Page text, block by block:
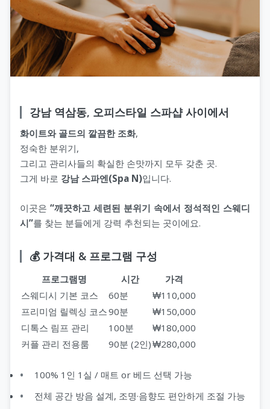
강남 역삼동, 오피스타일 스파샵 사이에서
화이트와 골드의 깔끔한 조화,
정숙한 분위기,
그리고 관리사들의 확실한 손맛까지 모두 갖춘 곳.
그게 바로 강남 스파엔(Spa N)입니다.
이곳은 “깨끗하고 세련된 분위기 속에서 정석적인 스웨디
시”를 찾는 분들에게 강력 추천되는 곳이에요.
💰 가격대 & 프로그램 구성
프로그램명 시간
가격
스웨디시 기본 코스
60분
₩110,000
프리미엄 릴렉싱 코스90분
₩150,000
디톡스 림프 관리
100분
₩180,000
커플 관리 전용룸
90분 (2인)₩280,000
100% 1인 1실 / 매트 or 베드 선택 가능
전체 공간 방음 설계, 조명·음향도 편안하게 조절 가능